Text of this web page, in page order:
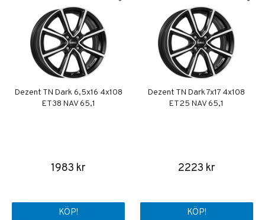
Dezent TN Dark 6,5x16 4x108
ET38 NAV 65,1
1983 kr
KÖP!
Dezent TN Dark 7x17 4x108
ET25 NAV 65,1
2223 kr
KÖP!